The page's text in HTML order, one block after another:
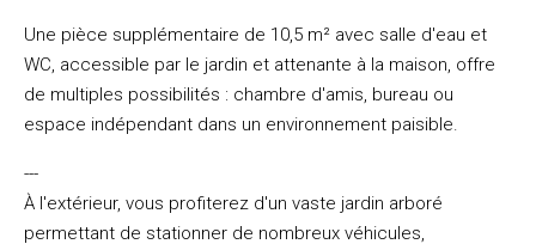
Une pièce supplémentaire de 10,5 m² avec salle d'eau et
WC, accessible par le jardin et attenante à la maison, offre
de multiples possibilités : chambre d'amis, bureau ou
espace indépendant dans un environnement paisible.
---
À l'extérieur, vous profiterez d'un vaste jardin arboré
permettant de stationner de nombreux véhicules,